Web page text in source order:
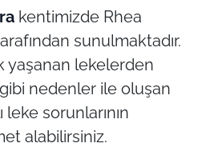
kentimizde Rhea
sunulmaktadır.
yaşanan lekelerden
nedenler ile oluşan
sorunlarının
alabilirsiniz.